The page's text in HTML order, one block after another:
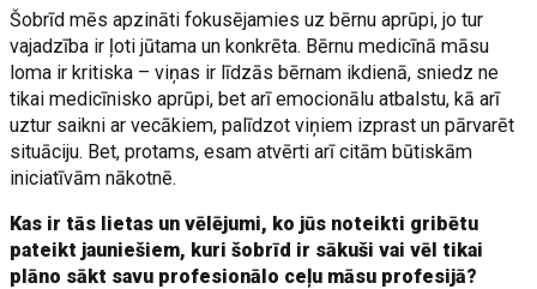
Šobrīd mēs apzināti fokusējamies uz bērnu aprūpi, jo tur
vajadzība ir ļoti jūtama un konkrēta. Bērnu medicīnā māsu
loma ir kritiska – viņas ir līdzās bērnam ikdienā, sniedz ne
tikai medicīnisko aprūpi, bet arī emocionālu atbalstu, kā arī
uztur saikni ar vecākiem, palīdzot viņiem izprast un pārvarēt
situāciju. Bet, protams, esam atvērti arī citām būtiskām
iniciatīvām nākotnē.
Kas ir tās lietas un vēlējumi, ko jūs noteikti gribētu
pateikt jauniešiem, kuri šobrīd ir sākuši vai vēl tikai
plāno sākt savu profesionālo ceļu māsu profesijā?